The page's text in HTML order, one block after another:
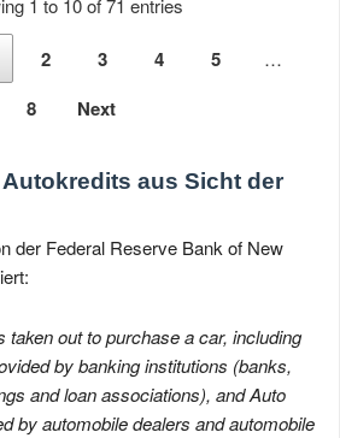
1 to 10 of 71 entries
2 3 4 5 …
8 Next
aus Sicht der
der Federal Reserve Bank of New
taken out to purchase a car, including
by banking institutions (banks,
and loan associations), and Auto
by automobile dealers and automobile